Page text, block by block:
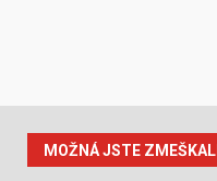
MOŽNÁ JSTE ZMEŠKALI